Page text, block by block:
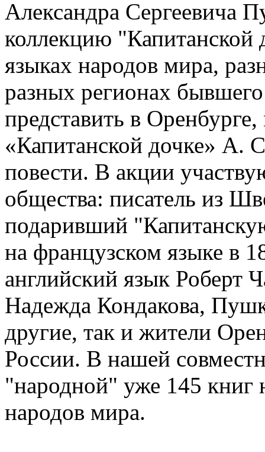
Александра Сергеевича
коллекцию "Капитанской
языках народов мира,
разных регионах
представить в
«Капитанской дочке» А.
повести. В акции
общества: писатель из
подаривший
на французском языке в
английский язык Роберт
Надежда Кондакова,
другие, так и жители
России. В нашей
"народной" уже 145 книг
народов мира.